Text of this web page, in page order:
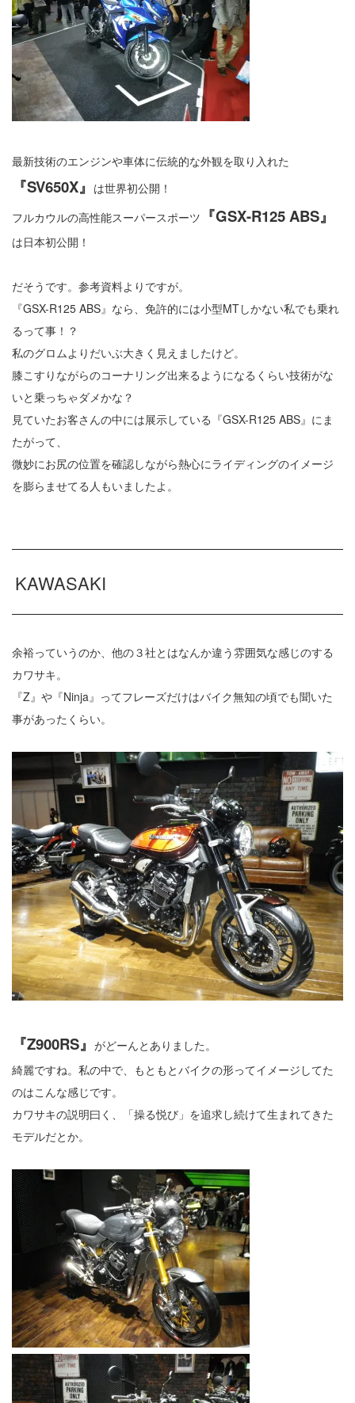
最新技術のエンジンや車体に伝統的な外観を取り入れた
『SV650X』 は世界初公開！
フルカウルの高性能スーパースポーツ 『GSX-R125 ABS』
は日本初公開！
だそうです。参考資料よりですが。
『GSX-R125 ABS』なら、免許的には小型MTしかない私でも乗れ
るって事！？
私のグロムよりだいぶ大きく見えましたけど。
膝こすりながらのコーナリング出来るようになるくらい技術がな
いと乗っちゃダメかな？
見ていたお客さんの中には展示している『GSX-R125 ABS』にま
たがって、
微妙にお尻の位置を確認しながら熱心にライディングのイメージ
を膨らませてる人もいましたよ。
KAWASAKI
余裕っていうのか、他の３社とはなんか違う雰囲気な感じのする
カワサキ。
『Z』や『Ninja』ってフレーズだけはバイク無知の頃でも聞いた
事があったくらい。
『Z900RS』 がどーんとありました。
綺麗ですね。私の中で、もともとバイクの形ってイメージしてた
のはこんな感じです。
カワサキの説明曰く、「操る悦び」を追求し続けて生まれてきた
モデルだとか。